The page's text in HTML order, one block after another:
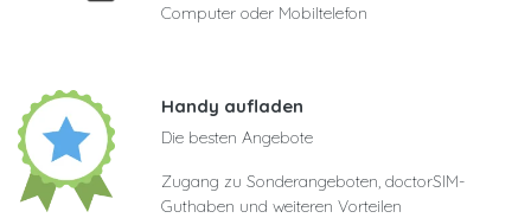
Computer oder Mobiltelefon
Handy aufladen
Die besten Angebote
Zugang zu Sonderangeboten, doctorSIM-
Guthaben und weiteren Vorteilen